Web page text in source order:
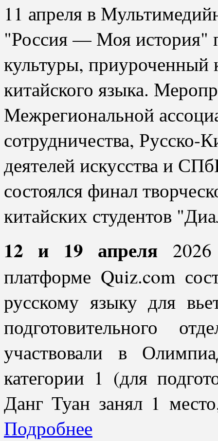
11 апреля в
"Россия — Моя история"
культуры,
китайского языка.
Межрегиональной
сотрудничества, Русско-
деятелей искусства и
состоялся финал
китайских студентов
12 и 19 апреля
платформе Quiz.com
русскому языку для
подготовительного
участвовали в
категории 1 (для
Данг Туан занял 1
Подробнее